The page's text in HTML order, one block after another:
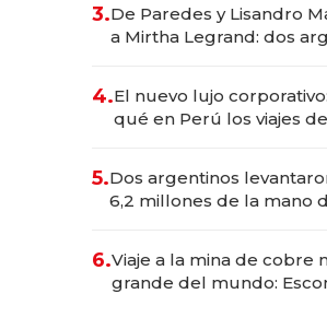
las marcas "fast
3.De Paredes y Lisandro
a Mirtha Legrand: dos
4.El nuevo lujo
qué en Perú los viajes de
transformadoras
5.Dos argentinos
6,2 millones de la mano
6.Viaje a la mina de cobre
grande del mundo: